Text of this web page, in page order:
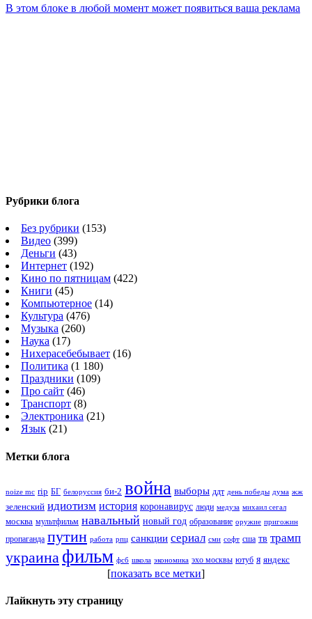
В этом блоке в любой момент может появиться ваша реклама
Рубрики блога
Без рубрики (153)
Видео (399)
Деньги (43)
Интернет (192)
Кино по пятницам (422)
Книги (45)
Компьютерное (14)
Культура (476)
Музыка (260)
Наука (17)
Нихерасебебывает (16)
Политика (1 180)
Праздники (109)
Про сайт (46)
Транспорт (8)
Электроника (21)
Язык (21)
Метки блога
noize mc rip БГ белоруссия би-2 война выборы ддт день победы дума жж
зеленский идиотизм история коронавирус люди медуза михаил сегал
москва мультфильм навальный новый год образование оружие пригожин
пропаганда путин работа рпц санкции сериал сми софт сша тв трамп
украина фильм фсб школа экономика эхо москвы ютуб я яндекс
[показать все метки]
Лайкнуть эту страницу